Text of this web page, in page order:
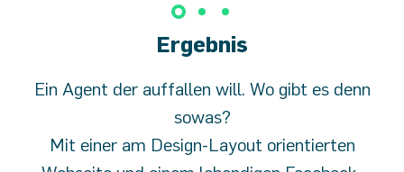
Ergebnis
Ein Agent der auffallen will. Wo gibt es denn
sowas?
Mit einer am Design-Layout orientierten